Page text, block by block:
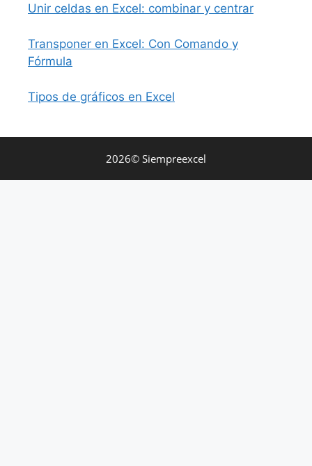
Unir celdas en Excel: combinar y centrar
Transponer en Excel: Con Comando y
Fórmula
Tipos de gráficos en Excel
2026© Siempreexcel